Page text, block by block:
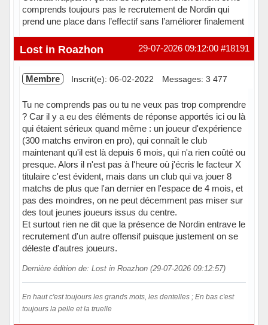
comprends toujours pas le recrutement de Nordin qui
prend une place dans l’effectif sans l’améliorer finalement
Hors ligne #18191
29-07-2026 09:12:00
Lost in Roazhon
Membre Inscrit(e): 06-02-2022 Messages: 3 477
Tu ne comprends pas ou tu ne veux pas trop comprendre
? Car il y a eu des éléments de réponse apportés ici ou là
qui étaient sérieux quand même : un joueur d'expérience
(300 matchs environ en pro), qui connaît le club
maintenant qu'il est là depuis 6 mois, qui n'a rien coûté ou
presque. Alors il n'est pas à l'heure où j'écris le facteur X
titulaire c'est évident, mais dans un club qui va jouer 8
matchs de plus que l'an dernier en l'espace de 4 mois, et
pas des moindres, on ne peut décemment pas miser sur
des tout jeunes joueurs issus du centre.
Et surtout rien ne dit que la présence de Nordin entrave le
recrutement d'un autre offensif puisque justement on se
déleste d'autres joueurs.
Dernière édition de: Lost in Roazhon (29-07-2026 09:12:57)
En haut c'est toujours les grands mots, les dentelles ; En bas c'est
toujours la pelle et la truelle